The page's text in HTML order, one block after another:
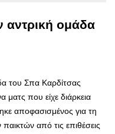
αντρική ομάδα
του Σπα Καρδίτσας
ματς που είχε διάρκεια
αποφασισμένος για τη
από τις επιθέσεις